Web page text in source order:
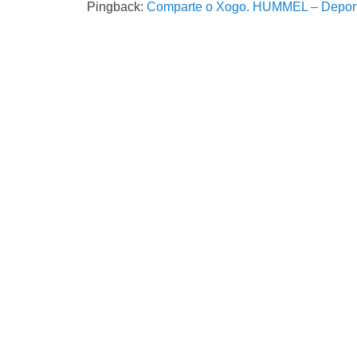
Pingback: Comparte o Xogo. HUMMEL –